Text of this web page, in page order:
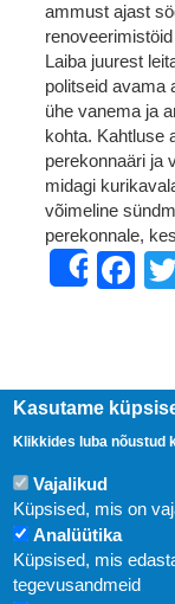
ammust ajast
Laiba juurest
politseid avama
ühe vanema ja
kohta. Kahtluse
perekonnaäri ja
midagi
võimeline
perekonnale,
Share
Kasutame
Klikkides luba nõustud
Vajalikud
Küpsised, mis on
Analüütika
Küpsised, mis
tegevusandmeid